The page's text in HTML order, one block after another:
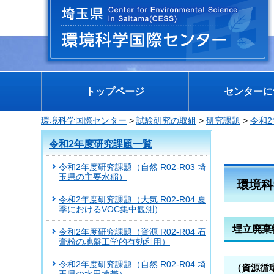
埼玉県 環境科学国際センター
トップページ センター
環境科学国際センター > 試験研究の取組 > 研究課題 > 令和2
令和2年度研究課題一覧
令和2年度研究課題（自然 R02-R03 埼
玉県の主要水稲）
令和2年度研究課題（大気 R02-R04 夏
季におけるVOC集中観測）
令和2年度研究課題（資源 R02-R04 石
膏粉の地盤工学的有効利用）
令和2年度研究課題（自然 R02-R04 埼
環境
埋立廃棄
（資源